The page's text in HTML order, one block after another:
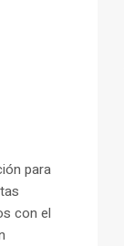
para
con el